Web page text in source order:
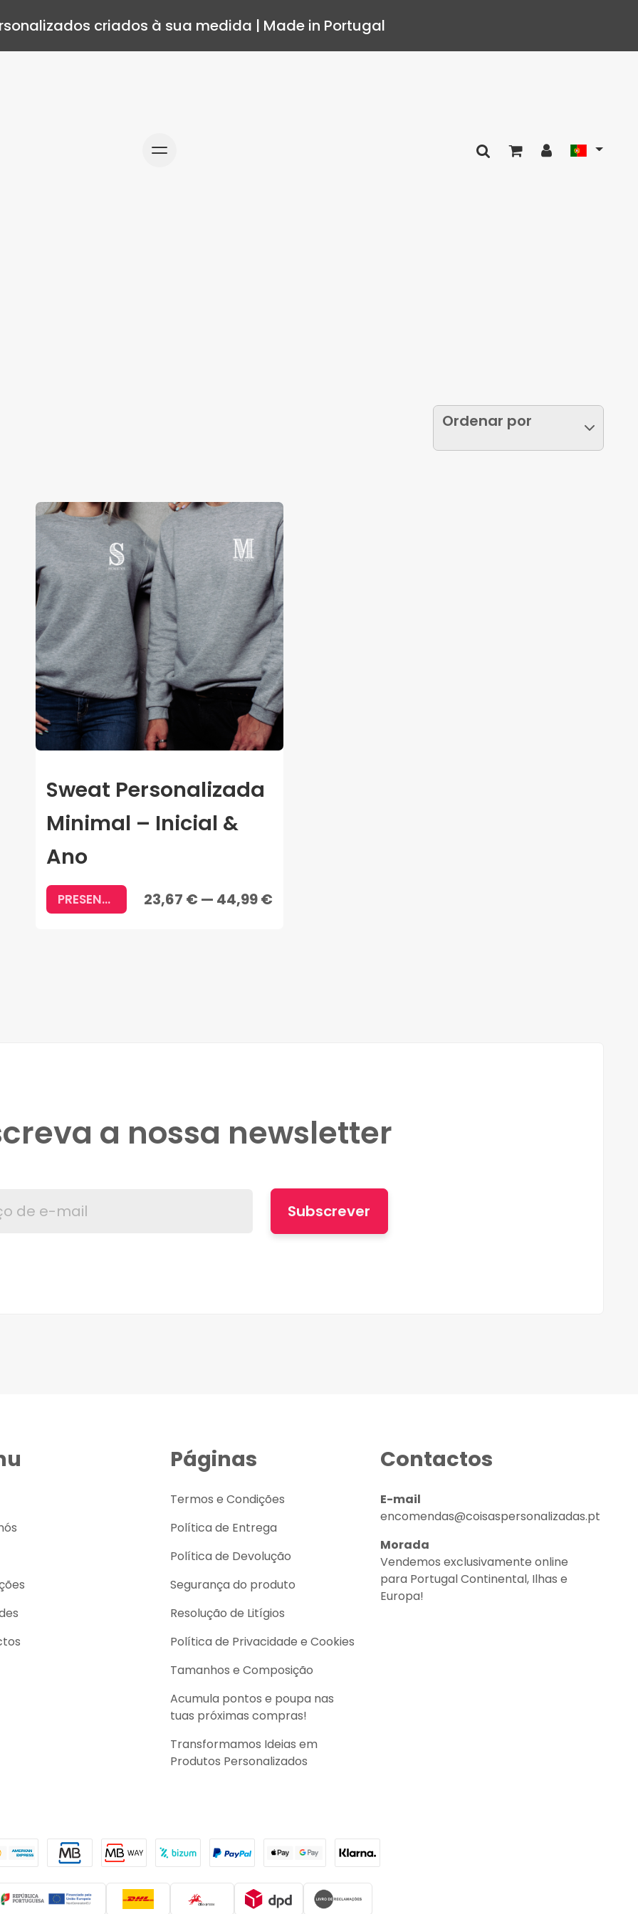
criados à sua medida | Made in Portugal
Ordenar por
Sweat Personalizada
Minimal – Inicial &
Ano
PRESENTES PERSONALIZADOS 23,67 € — 44,99 €
a nossa newsletter
Subscrever
Páginas
Termos e Condições
Política de Entrega
Política de Devolução
Segurança do produto
Resolução de Litígios
Política de Privacidade e Cookies
Tamanhos e Composição
Acumula pontos e poupa nas
tuas próximas compras!
Transformamos Ideias em
Produtos Personalizados
Contactos
E-mail
encomendas@coisaspersonalizadas.pt
Morada
Vendemos exclusivamente online
para Portugal Continental, Ilhas e
Europa!